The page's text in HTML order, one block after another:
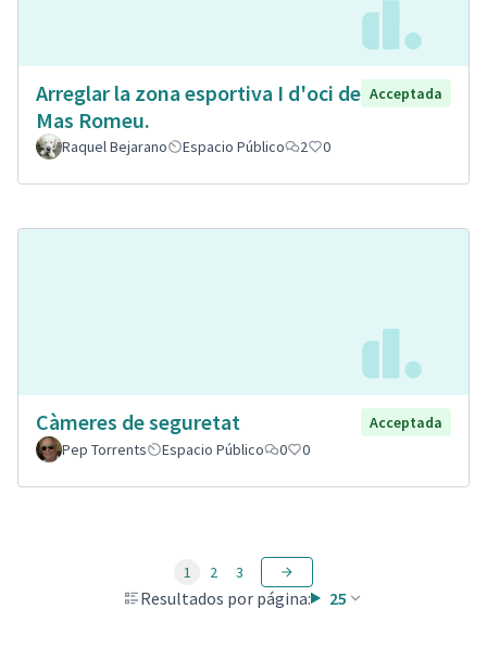
Arreglar la zona esportiva I d'oci de
Mas Romeu.
Acceptada
Raquel Bejarano Espacio Público 2 0
Càmeres de seguretat
Acceptada
Pep Torrents
Espacio Público 0 0
Resultados por página: 25
1 2 3